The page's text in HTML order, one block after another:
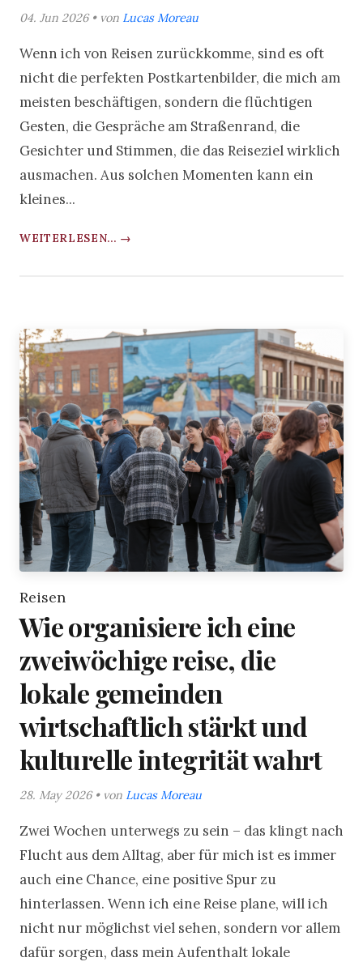
04. Jun 2026 • von Lucas Moreau
Wenn ich von Reisen zurückkomme, sind es oft
nicht die perfekten Postkartenbilder, die mich am
meisten beschäftigen, sondern die flüchtigen
Gesten, die Gespräche am Straßenrand, die
Gesichter und Stimmen, die das Reiseziel wirklich
ausmachen. Aus solchen Momenten kann ein
kleines...
WEITERLESEN... →
Reisen
Wie organisiere ich eine
zweiwöchige reise, die
lokale gemeinden
wirtschaftlich stärkt und
kulturelle integrität wahrt
28. May 2026 • von Lucas Moreau
Zwei Wochen unterwegs zu sein – das klingt nach
Flucht aus dem Alltag, aber für mich ist es immer
auch eine Chance, eine positive Spur zu
hinterlassen. Wenn ich eine Reise plane, will ich
nicht nur möglichst viel sehen, sondern vor allem
dafür sorgen, dass mein Aufenthalt lokale